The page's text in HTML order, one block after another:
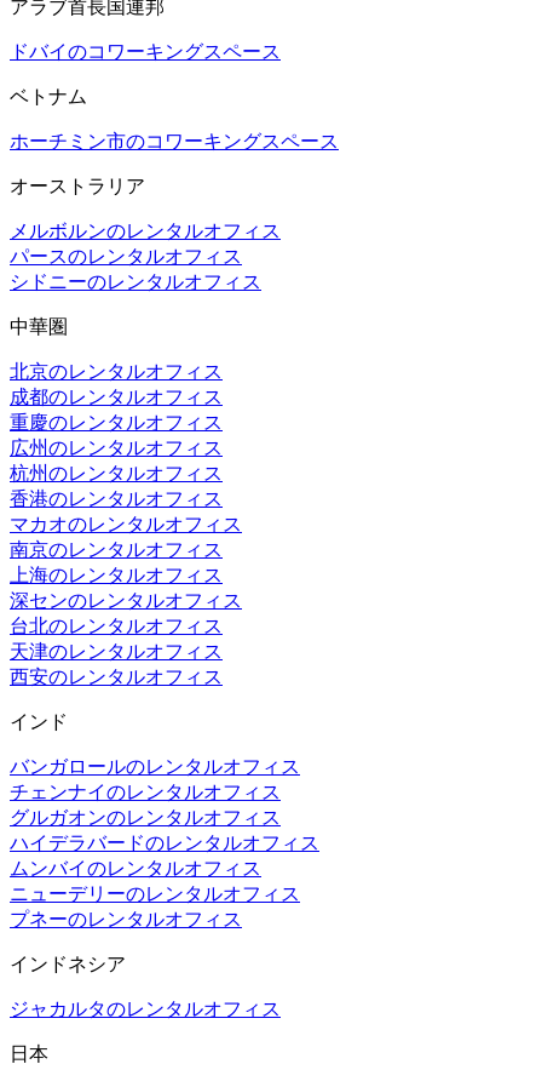
アラブ首長国連邦
ドバイのコワーキングスペース
ベトナム
ホーチミン市のコワーキングスペース
オーストラリア
メルボルンのレンタルオフィス
パースのレンタルオフィス
シドニーのレンタルオフィス
中華圏
北京のレンタルオフィス
成都のレンタルオフィス
重慶のレンタルオフィス
広州のレンタルオフィス
杭州のレンタルオフィス
香港のレンタルオフィス
マカオのレンタルオフィス
南京のレンタルオフィス
上海のレンタルオフィス
深センのレンタルオフィス
台北のレンタルオフィス
天津のレンタルオフィス
西安のレンタルオフィス
インド
バンガロールのレンタルオフィス
チェンナイのレンタルオフィス
グルガオンのレンタルオフィス
ハイデラバードのレンタルオフィス
ムンバイのレンタルオフィス
ニューデリーのレンタルオフィス
プネーのレンタルオフィス
インドネシア
ジャカルタのレンタルオフィス
日本